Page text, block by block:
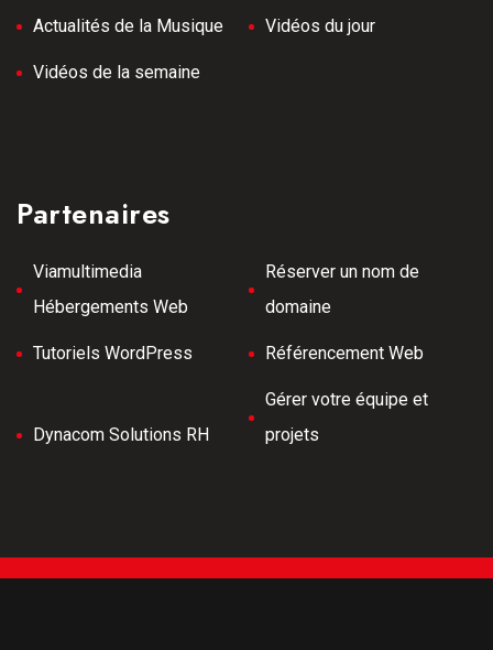
Actualités de la Musique Vidéos du jour
Vidéos de la semaine
Partenaires
Viamultimedia
Hébergements Web
Réserver un nom de
domaine
Tutoriels WordPress Référencement Web
Dynacom Solutions RH
Gérer votre équipe et
projets